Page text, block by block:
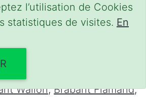
l’utilisation de Cookies
statistiques de visites. En
& Régénération FAP à
sur la Belgique dans
:
Wallon,Brabant Flamand,